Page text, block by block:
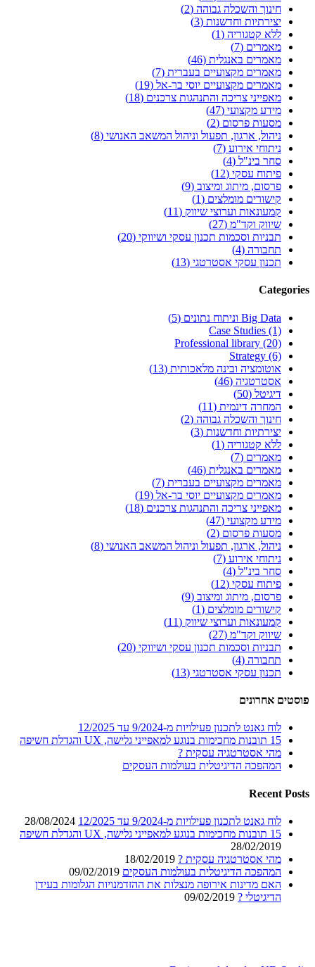
חינוך והשכלה גבוהה (2)
יצירתיות וחדשנות (3)
ללא קטגוריה (1)
מאמרים (7)
מאמרים באנגלית (46)
מאמרים מקצועיים בעברית (7)
מאמרים מקצועיים יוסי בר-אל (19)
מאפייני צריכה והתנהגות צרכנים (18)
מידע מקצועי (47)
מסעות פרסום (2)
ניהול, ארגון, תפעול וניהול המשאב האנושי (8)
ניתוחי אירוע (7)
סחר בינ"ל (4)
פיתוח עסקי (12)
פרסום, מיתוג ומיצוב (9)
קישורים מומלצים (1)
קמעונאות וערוצי שיווק (11)
שיווק וקד"מ (27)
תבניות וסכמות תכנון עסקי ושיווקי (20)
תחבורה (4)
תכנון עסקי אסטרטגי (13)
Categories
Big Data וניתוח נתונים (5)
Case Studies (1)
Professional library (20)
Strategy (6)
אוטומציה ובינה מלאכותית (13)
אסטרטגיה (46)
דיגיטל (50)
המחרה דינמית (11)
חינוך והשכלה גבוהה (2)
יצירתיות וחדשנות (3)
ללא קטגוריה (1)
מאמרים (7)
מאמרים באנגלית (46)
מאמרים מקצועיים בעברית (7)
מאמרים מקצועיים יוסי בר-אל (19)
מאפייני צריכה והתנהגות צרכנים (18)
מידע מקצועי (47)
מסעות פרסום (2)
ניהול, ארגון, תפעול וניהול המשאב האנושי (8)
ניתוחי אירוע (7)
סחר בינ"ל (4)
פיתוח עסקי (12)
פרסום, מיתוג ומיצוב (9)
קישורים מומלצים (1)
קמעונאות וערוצי שיווק (11)
שיווק וקד"מ (27)
תבניות וסכמות תכנון עסקי ושיווקי (20)
תחבורה (4)
תכנון עסקי אסטרטגי (13)
פוסטים אחרונים
לוח גאנט לתכנון פעילויות מ-9/2024 עד 12/2025
15 תובנות מחכימות בנוגע למאפייני גלישה, UX והגדלת חשיפה
מהי אסטרטגיה עסקית ?
המהפכה הדיגיטלית בעולמות העסקים
Recent Posts
לוח גאנט לתכנון פעילויות מ-9/2024 עד 12/2025
28/08/2024
15 תובנות מחכימות בנוגע למאפייני גלישה, UX והגדלת חשיפה
28/02/2019
מהי אסטרטגיה עסקית ? 18/02/2019
המהפכה הדיגיטלית בעולמות העסקים 09/02/2019
האם מדינות אירופה מנצלות את ההזדמנויות הגלומות בעידן
הדיגיטלי ? 09/02/2019